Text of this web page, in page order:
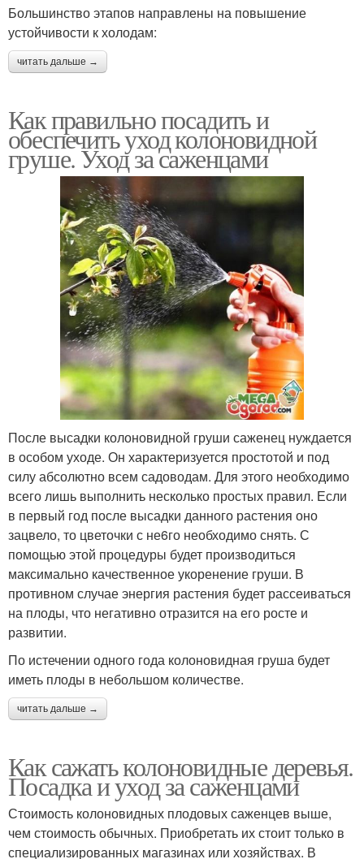
Большинство этапов направлены на повышение
устойчивости к холодам:
читать дальше →
Как правильно посадить и
обеспечить уход колоновидной
груше. Уход за саженцами
После высадки колоновидной груши саженец нуждается
в особом уходе. Он характеризуется простотой и под
силу абсолютно всем садоводам. Для этого необходимо
всего лишь выполнить несколько простых правил. Если
в первый год после высадки данного растения оно
зацвело, то цветочки с не6го необходимо снять. С
помощью этой процедуры будет производиться
максимально качественное укоренение груши. В
противном случае энергия растения будет рассеиваться
на плоды, что негативно отразится на его росте и
развитии.
По истечении одного года колоновидная груша будет
иметь плоды в небольшом количестве.
читать дальше →
Как сажать колоновидные деревья.
Посадка и уход за саженцами
Стоимость колоновидных плодовых саженцев выше,
чем стоимость обычных. Приобретать их стоит только в
специализированных магазинах или хозяйствах. В